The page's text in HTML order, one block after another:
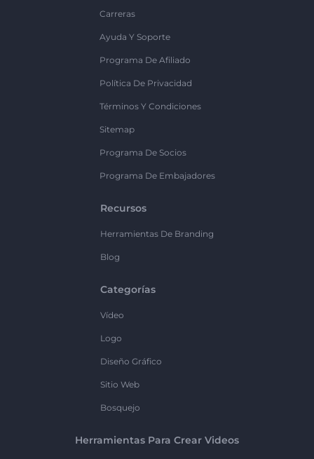
Carreras
Ayuda Y Soporte
Programa De Afiliado
Política De Privacidad
Términos Y Condiciones
Sitemap
Programa De Socios
Programa De Embajadores
Recursos
Herramientas De Branding
Blog
Categorías
Vídeo
Logo
Diseño Gráfico
Sitio Web
Bosquejo
Herramientas Para Crear Videos